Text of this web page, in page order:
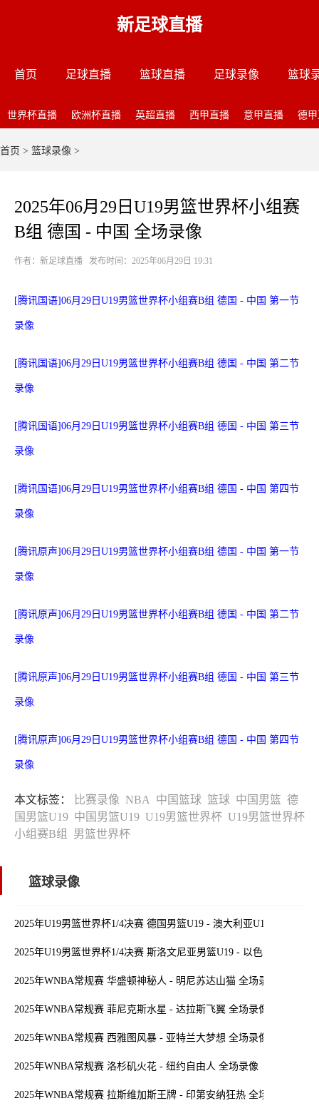
新足球直播
首页 足球直播 篮球直播 足球录像 篮球
世界杯直播 欧洲杯直播 英超直播 西甲直播 意甲直播 德
首页 > 篮球录像 >
2025年06月29日U19男篮世界杯小组赛
B组 德国 - 中国 全场录像
作者：新足球直播 发布时间：2025年06月29日 19:31
[腾讯国语]06月29日U19男篮世界杯小组赛B组 德国 - 中国 第一节
录像
[腾讯国语]06月29日U19男篮世界杯小组赛B组 德国 - 中国 第二节
录像
[腾讯国语]06月29日U19男篮世界杯小组赛B组 德国 - 中国 第三节
录像
[腾讯国语]06月29日U19男篮世界杯小组赛B组 德国 - 中国 第四节
录像
[腾讯原声]06月29日U19男篮世界杯小组赛B组 德国 - 中国 第一节
录像
[腾讯原声]06月29日U19男篮世界杯小组赛B组 德国 - 中国 第二节
录像
[腾讯原声]06月29日U19男篮世界杯小组赛B组 德国 - 中国 第三节
录像
[腾讯原声]06月29日U19男篮世界杯小组赛B组 德国 - 中国 第四节
录像
本文标签： 比赛录像 NBA 中国篮球 篮球 中国男篮 德
国男篮U19 中国男篮U19 U19男篮世界杯 U19男篮世界杯
小组赛B组
男篮世界杯
篮球录像
2025年U19男篮世界杯1/4决赛 德国男篮U19 - 澳大利亚U19 全场录像
2025年U19男篮世界杯1/4决赛 斯洛文尼亚男篮U19 - 以色列男篮U19
2025年WNBA常规赛 华盛顿神秘人 - 明尼苏达山猫 全场录像
2025年WNBA常规赛 菲尼克斯水星 - 达拉斯飞翼 全场录像
2025年WNBA常规赛 西雅图风暴 - 亚特兰大梦想 全场录像
2025年WNBA常规赛 洛杉矶火花 - 纽约自由人 全场录像
2025年WNBA常规赛 拉斯维加斯王牌 - 印第安纳狂热 全场录像